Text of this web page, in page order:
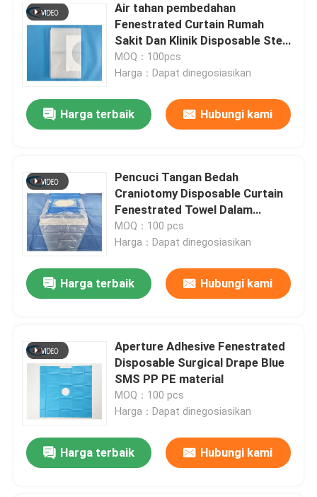
Air tahan pembedahan
Fenestrated Curtain Rumah
Sakit Dan Klinik Disposable Steril
Curtains
MOQ：100pcs
Harga：Dapat dinegosiasikan
Harga terbaik Hubungi kami
Pencuci Tangan Bedah
Craniotomy Disposable Curtain
Fenestrated Towel Dalam
Neurosurgery Otak
MOQ：100 pcs
Harga：Dapat dinegosiasikan
Harga terbaik Hubungi kami
Aperture Adhesive Fenestrated
Disposable Surgical Drape Blue
SMS PP PE material
MOQ：100 pcs
Harga：Dapat dinegosiasikan
Harga terbaik Hubungi kami